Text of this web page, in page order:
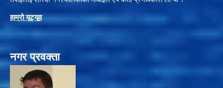
हाम्रो यूट्यूव
नगर प्रवक्ता